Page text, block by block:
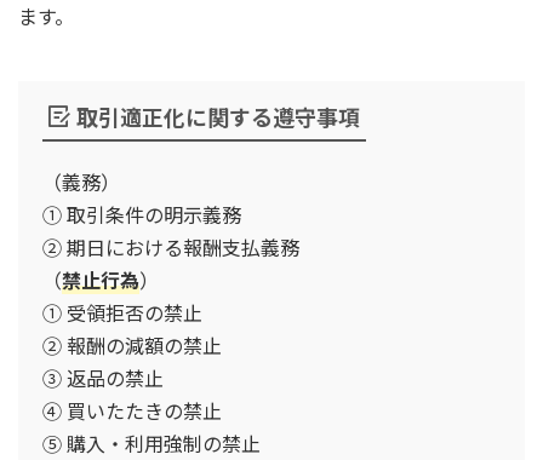
ます。
取引適正化に関する遵守事項
（義務）
① 取引条件の明示義務
② 期日における報酬支払義務
（禁止行為）
① 受領拒否の禁止
② 報酬の減額の禁止
③ 返品の禁止
④ 買いたたきの禁止
⑤ 購入・利用強制の禁止